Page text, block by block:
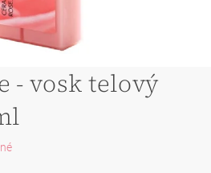
- vosk telový